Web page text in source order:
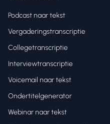
Podcast naar tekst
Vergaderingstranscriptie
Collegetranscriptie
Interviewtranscriptie
Voicemail naar tekst
Ondertitelgenerator
Webinar naar tekst